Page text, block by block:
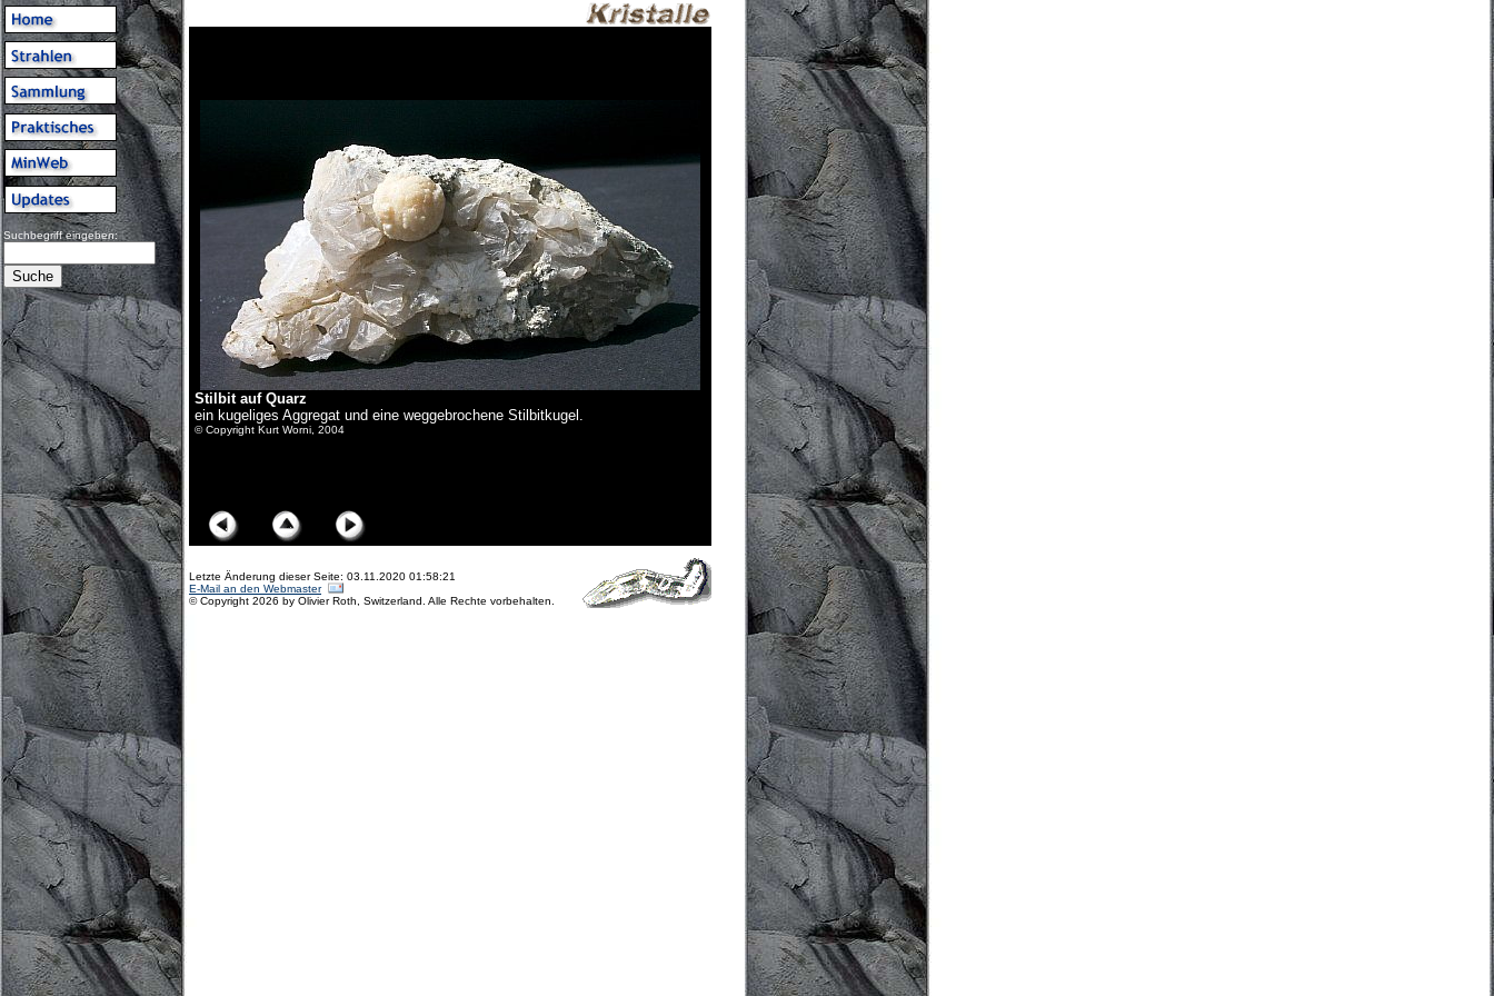
Suchbegriff eingeben:
Stilbit auf Quarz
ein kugeliges Aggregat und eine weggebrochene Stilbitkugel.
© Copyright Kurt Worni, 2004
Letzte Änderung dieser Seite: 03.11.2020 01:58:21
E-Mail an den Webmaster
© Copyright 2026 by Olivier Roth, Switzerland. Alle Rechte vorbehalten.